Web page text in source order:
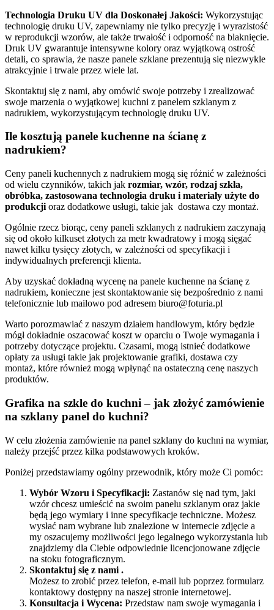
Technologia Druku UV dla Doskonałej Jakości: Wykorzystując
technologię druku UV, zapewniamy nie tylko precyzję i wyrazistość
w reprodukcji wzorów, ale także trwałość i odporność na blaknięcie.
Druk UV gwarantuje intensywne kolory oraz wyjątkową ostrość
detali, co sprawia, że nasze panele szklane prezentują się niezwykle
atrakcyjnie i trwale przez wiele lat.
Skontaktuj się z nami, aby omówić swoje potrzeby i zrealizować
swoje marzenia o wyjątkowej kuchni z panelem szklanym z
nadrukiem, wykorzystującym technologię druku UV.
Ile kosztują panele kuchenne na ścianę z
nadrukiem?
Ceny paneli kuchennych z nadrukiem mogą się różnić w zależności
od wielu czynników, takich jak rozmiar, wzór, rodzaj szkła,
obróbka, zastosowana technologia druku i materiały użyte do
produkcji oraz dodatkowe usługi, takie jak dostawa czy montaż.
Ogólnie rzecz biorąc, ceny paneli szklanych z nadrukiem zaczynają
się od około kilkuset złotych za metr kwadratowy i mogą sięgać
nawet kilku tysięcy złotych, w zależności od specyfikacji i
indywidualnych preferencji klienta.
Aby uzyskać dokładną wycenę na panele kuchenne na ścianę z
nadrukiem, konieczne jest skontaktowanie się bezpośrednio z nami
telefonicznie lub mailowo pod adresem biuro@foturia.pl
Warto porozmawiać z naszym działem handlowym, który będzie
mógł dokładnie oszacować koszt w oparciu o Twoje wymagania i
potrzeby dotyczące projektu. Czasami, mogą istnieć dodatkowe
opłaty za usługi takie jak projektowanie grafiki, dostawa czy
montaż, które również mogą wpłynąć na ostateczną cenę naszych
produktów.
Grafika na szkle do kuchni – jak złożyć zamówienie
na szklany panel do kuchni?
W celu złożenia zamówienie na panel szklany do kuchni na wymiar,
należy przejść przez kilka podstawowych kroków.
Poniżej przedstawiamy ogólny przewodnik, który może Ci pomóc:
Wybór Wzoru i Specyfikacji: Zastanów się nad tym, jaki
wzór chcesz umieścić na swoim panelu szklanym oraz jakie
będą jego wymiary i inne specyfikacje techniczne. Możesz
wysłać nam wybrane lub znalezione w internecie zdjęcie a
my oszacujemy możliwości jego legalnego wykorzystania lub
znajdziemy dla Ciebie odpowiednie licencjonowane zdjęcie
na stoku fotograficznym.
Skontaktuj się z nami .
Możesz to zrobić przez telefon, e-mail lub poprzez formularz
kontaktowy dostępny na naszej stronie internetowej.
Konsultacja i Wycena: Przedstaw nam swoje wymagania i